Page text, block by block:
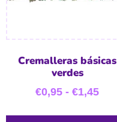
Cremalleras básicas
verdes
€0,95 - €1,45